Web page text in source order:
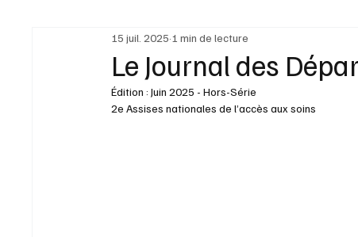
Nominations Entreprises
interview À la une des Départements
Le Journal des
15 juil. 2025 1 min de lecture
Édition : Juin 2025 - Hors-Série
2e Assises nationales de l’accès aux soins